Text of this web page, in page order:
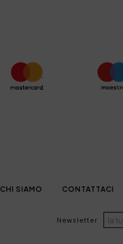
CHI SIAMO CONTATTACI
Newsletter